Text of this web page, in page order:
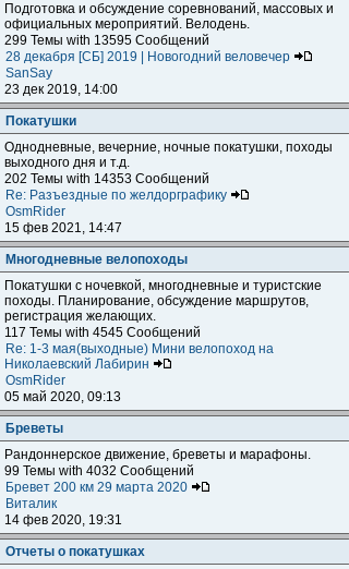
Подготовка и обсуждение соревнований, массовых и
официальных мероприятий. Велодень.
299 Темы with 13595 Сообщений
28 декабря [СБ] 2019 | Новогодний веловечер
SanSay
23 дек 2019, 14:00
Покатушки
Однодневные, вечерние, ночные покатушки, походы
выходного дня и т.д.
202 Темы with 14353 Сообщений
Re: Разъездные по желдорграфику
OsmRider
15 фев 2021, 14:47
Многодневные велопоходы
Покатушки с ночевкой, многодневные и туристские
походы. Планирование, обсуждение маршрутов,
регистрация желающих.
117 Темы with 4545 Сообщений
Re: 1-3 мая(выходные) Мини велопоход на
Николаевский Лабирин
OsmRider
05 май 2020, 09:13
Бреветы
Рандоннерское движение, бреветы и марафоны.
99 Темы with 4032 Сообщений
Бревет 200 км 29 марта 2020
Виталик
14 фев 2020, 19:31
Отчеты о покатушках